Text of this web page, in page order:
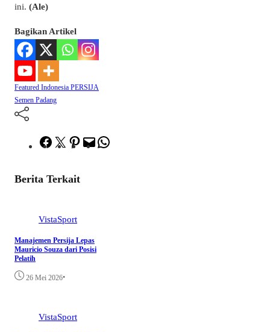
ini. (Ale)
Bagikan Artikel
Featured Indonesia PERSIJA
Semen Padang
Facebook
TwitterPinterest
Mail
Berita Terkait
VistaSport
Manajemen Persija Lepas
Mauricio Souza dari Posisi
Pelatih
26 Mei 2026•
VistaSport